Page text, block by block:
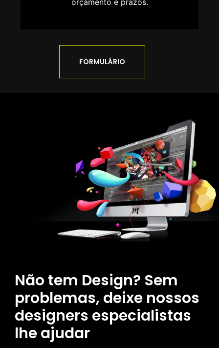
FORMULÁRIO
Não tem Design? Sem
problemas, deixe nossos
designers especialistas
lhe ajudar